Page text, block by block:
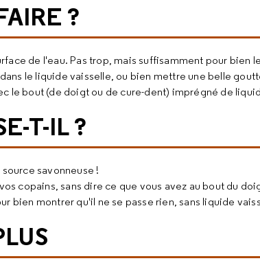
?
de l'eau. Pas trop, mais suffisamment pour bien
le liquide vaisselle, ou bien mettre une belle
le bout (de doigt ou de cure-dent) imprégné de
T-IL ?
savonneuse !
copains, sans dire ce que vous avez au bout du
bien montrer qu'il ne se passe rien, sans liquide